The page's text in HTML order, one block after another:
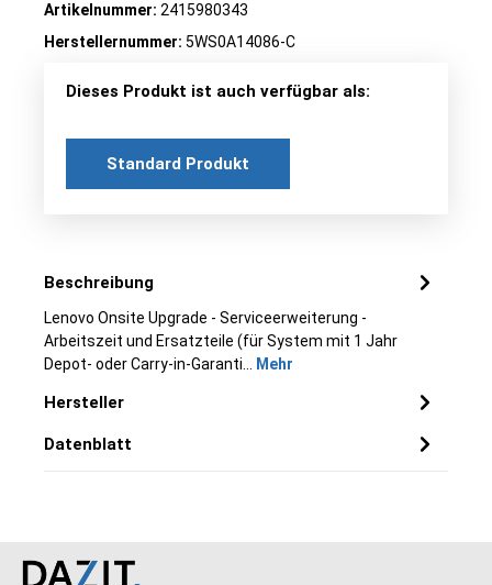
Artikelnummer: 2415980343
Herstellernummer: 5WS0A14086-C
Dieses Produkt ist auch verfügbar als:
Standard Produkt
Beschreibung
Lenovo Onsite Upgrade - Serviceerweiterung -
Arbeitszeit und Ersatzteile (für System mit 1 Jahr
Depot- oder Carry-in-Garanti… Mehr
Hersteller
Datenblatt